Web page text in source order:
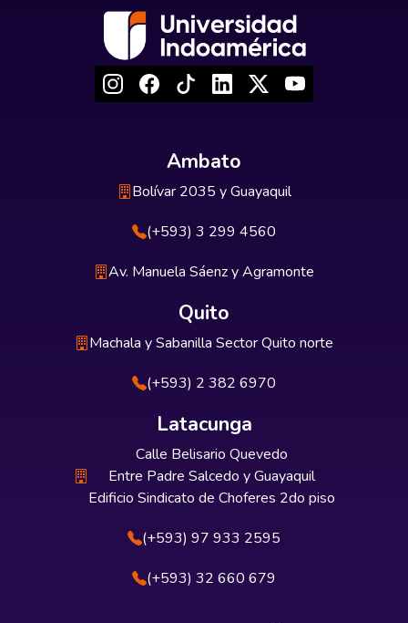
Ambato
Bolívar 2035 y Guayaquil
(+593) 3 299 4560
Av. Manuela Sáenz y Agramonte
Quito
Machala y Sabanilla Sector Quito norte
(+593) 2 382 6970
Latacunga
Calle Belisario Quevedo
Entre Padre Salcedo y Guayaquil
Edificio Sindicato de Choferes 2do piso
(+593) 97 933 2595
(+593) 32 660 679